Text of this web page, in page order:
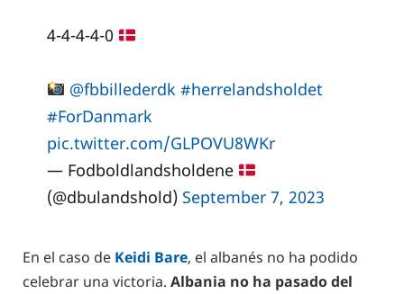
4-4-4-4-0
@fbbillederdk #herrelandsholdet
#ForDanmark
pic.twitter.com/GLPOVU8WKr
— Fodboldlandsholdene
(@dbulandshold) September 7, 2023
En el caso de Keidi Bare, el albanés no ha podido
celebrar una victoria. Albania no ha pasado del